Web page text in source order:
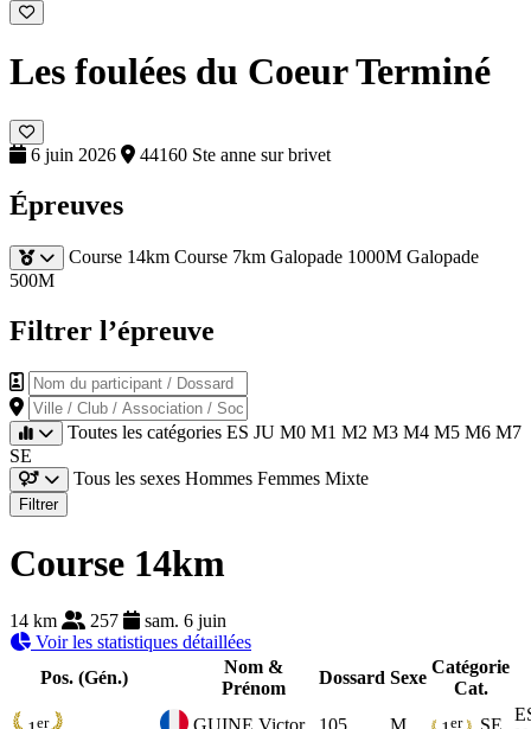
Les foulées du CoeurTerminé
6 juin 2026 44160 Ste anne sur brivet
Épreuves
Course 14km Course 7km Galopade 1000M Galopade
500M
Filtrer l’épreuve
Nom du participant / Dossard
Ville / Club / Association / Société
Toutes les catégories ES JU M0 M1 M2 M3 M4 M5 M6 M7
SE
Tous les sexes Hommes Femmes Mixte
Filtrer
Course 14km
14 km 257
sam. 6 juin
Voir les statistiques détaillées
Pos. (Gén.)
Nom &
Prénom
Dossard Sexe
Catégorie
Cat.
er er